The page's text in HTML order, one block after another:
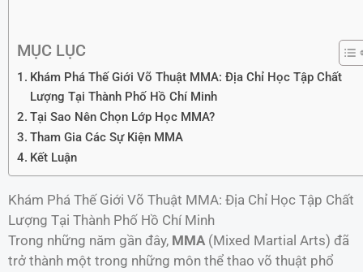
MỤC LỤC
Khám Phá Thế Giới Võ Thuật MMA: Địa Chỉ Học Tập Chất
Lượng Tại Thành Phố Hồ Chí Minh
Tại Sao Nên Chọn Lớp Học MMA?
Tham Gia Các Sự Kiện MMA
Kết Luận
Khám Phá Thế Giới Võ Thuật MMA: Địa Chỉ Học Tập Chất
Lượng Tại Thành Phố Hồ Chí Minh
Trong những năm gần đây, MMA(Mixed Martial Arts) đã
trở thành một trong những môn thể thao võ thuật phổ